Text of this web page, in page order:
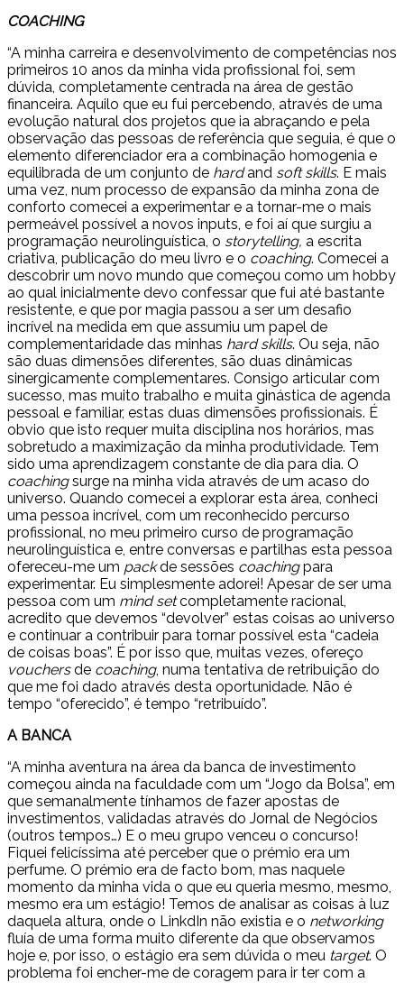
COACHING
“A minha carreira e desenvolvimento de competências nos
primeiros 10 anos da minha vida profissional foi, sem
dúvida, completamente centrada na área de gestão
financeira. Aquilo que eu fui percebendo, através de uma
evolução natural dos projetos que ia abraçando e pela
observação das pessoas de referência que seguia, é que o
elemento diferenciador era a combinação homogenia e
equilibrada de um conjunto de hardand soft skills. E mais
uma vez, num processo de expansão da minha zona de
conforto comecei a experimentar e a tornar-me o mais
permeável possível a novos inputs, e foi aí que surgiu a
programação neurolinguística, o storytelling, a escrita
criativa, publicação do meu livro e o coaching. Comecei a
descobrir um novo mundo que começou como um hobby
ao qual inicialmente devo confessar que fui até bastante
resistente, e que por magia passou a ser um desafio
incrível na medida em que assumiu um papel de
complementaridade das minhas hard skills. Ou seja, não
são duas dimensões diferentes, são duas dinâmicas
sinergicamente complementares. Consigo articular com
sucesso, mas muito trabalho e muita ginástica de agenda
pessoal e familiar, estas duas dimensões profissionais. É
obvio que isto requer muita disciplina nos horários, mas
sobretudo a maximização da minha produtividade. Tem
sido uma aprendizagem constante de dia para dia. O
coachingsurge na minha vida através de um acaso do
universo. Quando comecei a explorar esta área, conheci
uma pessoa incrível, com um reconhecido percurso
profissional, no meu primeiro curso de programação
neurolinguística e, entre conversas e partilhas esta pessoa
ofereceu-me um packde sessões coachingpara
experimentar. Eu simplesmente adorei! Apesar de ser uma
pessoa com um mind setcompletamente racional,
acredito que devemos “devolver” estas coisas ao universo
e continuar a contribuir para tornar possível esta “cadeia
de coisas boas”. É por isso que, muitas vezes, ofereço
vouchersde coaching, numa tentativa de retribuição do
que me foi dado através desta oportunidade. Não é
tempo “oferecido”, é tempo “retribuído”.
A BANCA
“A minha aventura na área da banca de investimento
começou ainda na faculdade com um “Jogo da Bolsa”, em
que semanalmente tínhamos de fazer apostas de
investimentos, validadas através do Jornal de Negócios
(outros tempos…) E o meu grupo venceu o concurso!
Fiquei felicíssima até perceber que o prémio era um
perfume. O prémio era de facto bom, mas naquele
momento da minha vida o que eu queria mesmo, mesmo,
mesmo era um estágio! Temos de analisar as coisas à luz
daquela altura, onde o LinkdIn não existia e o networking
fluía de uma forma muito diferente da que observamos
hoje e, por isso, o estágio era sem dúvida o meu target. O
problema foi encher-me de coragem para ir ter com a